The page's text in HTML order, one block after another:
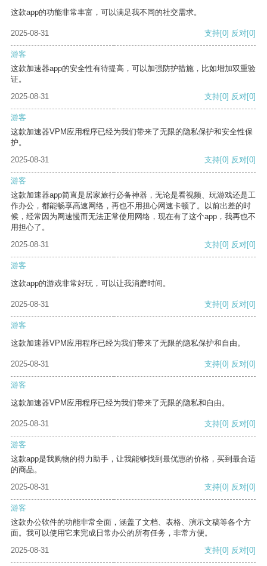
这款app的功能非常丰富，可以满足我不同的社交需求。
2025-08-31 支持[0] 反对[0]
游客
这款加速器app的安全性有待提高，可以加强防护措施，比如增加双重验
证。
2025-08-31
支持[0] 反对[0]
游客
这款加速器VPM应用程序已经为我们带来了无限的隐私保护和安全性保
护。
2025-08-31
支持[0] 反对[0]
游客
这款加速器app简直是居家旅行必备神器，无论是看视频、玩游戏还是工
作办公，都能畅享高速网络，再也不用担心网速卡顿了。以前出差的时
候，经常因为网速慢而无法正常使用网络，现在有了这个app，我再也不
用担心了。
2025-08-31
支持[0] 反对[0]
游客
这款app的游戏非常好玩，可以让我消磨时间。
2025-08-31 支持[0] 反对[0]
游客
这款加速器VPM应用程序已经为我们带来了无限的隐私保护和自由。
2025-08-31 支持[0] 反对[0]
游客
这款加速器VPM应用程序已经为我们带来了无限的隐私和自由。
2025-08-31 支持[0] 反对[0]
游客
这款app是我购物的得力助手，让我能够找到最优惠的价格，买到最合适
的商品。
2025-08-31
支持[0] 反对[0]
游客
这款办公软件的功能非常全面，涵盖了文档、表格、演示文稿等各个方
面。我可以使用它来完成日常办公的所有任务，非常方便。
2025-08-31
支持[0] 反对[0]